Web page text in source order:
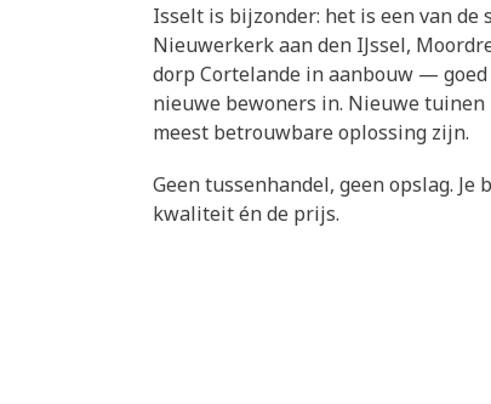
Isselt is bijzonder: het is een van
Nieuwerkerk aan den IJssel,
dorp Cortelande in aanbouw —
nieuwe bewoners in. Nieuwe
meest betrouwbare oplossing zijn.
Geen tussenhandel, geen opslag.
kwaliteit én de prijs.